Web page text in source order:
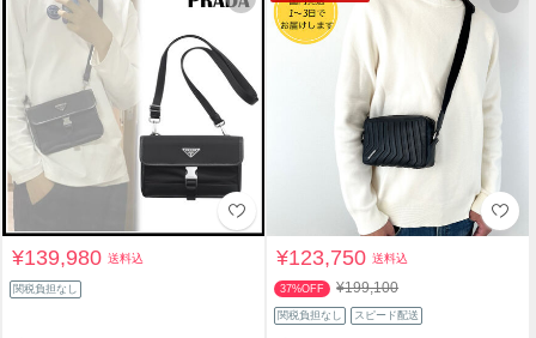
¥139,980送料込
関税負担なし
¥123,750送料込
37%OFF ¥199,100
関税負担なし スピード配送